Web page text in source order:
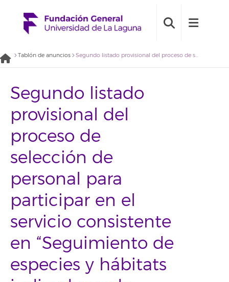
Tablón de anuncios Segundo listado provisional del proceso de selección de personal para participar en el servicio consistente en “Seguimiento de especies y hábitats indicadores de cambio climático a largo plazo en el archipiélago canario” (2019BDE023/2019BDE024/2019BDE025/2019BDE026)
Segundo listado
provisional del
proceso de
selección de
personal para
participar en el
servicio consistente
en “Seguimiento de
especies y hábitats